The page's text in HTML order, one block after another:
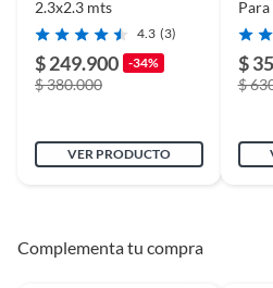
funcionalidad y estilo, siendo a la
mascota y un toque decorativo
2.3x2.3 mts
4.3 (3)
$ 249.900 -34%
$ 380.000
VER PRODUCTO
4x4
$
$
Complementa tu compra